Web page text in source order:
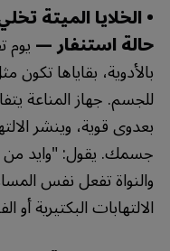
• الخلايا الميتة
حالة استنفار —يوم
بالأدوية، بقاياها تكون
للجسم. جهاز المناعة
بعدوى قوية، وينشر
جسمك. يقول: "وايد من
والنواة تفعل نفس
الالتهابات البكتيرية أو